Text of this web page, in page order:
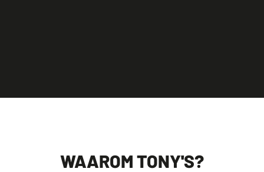
WAAROM TONY'S?